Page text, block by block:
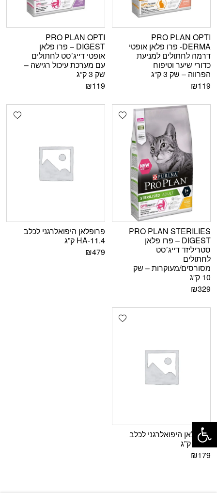
PRO PLAN OPTI
DERMA- פרו פלאן אופטי
דרמה לחתולים למניעת
כדורי שיער וטיפוח
הפרווה – שק 3 ק”ג
₪119
PRO PLAN OPTI
DIGEST – פרו פלאן
אופטי דייג’סט לחתולים
עם מערכת עיכול רגישה –
שק 3 ק”ג
₪119
Add wishlist
PRO PLAN STERILIES
DIGEST – פרו פלאן
סטריליזד דייג’סט
לחתולים
מסורסים/מעוקרות – שק
10 ק”ג
₪329
פרופלאן היפואלרגני לכלב
HA-11.4 ק”ג
₪479
Add wishlist
פרופלאן היפואלרגני לכלב
HA-3 ק”ג
₪179
פתח סרגל נגישות